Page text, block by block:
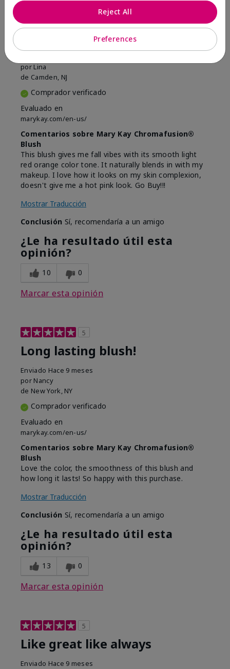
porLina
de Camden, NJ
Comprador verificado
Evaluado en
marykay.com/en-us/
Comentarios sobre Mary Kay Chromafusion®
Blush
This blush gives me fall vibes with its smooth light
red orange color tone. It naturally blends in with my
makeup. I love how it looks on my skin complexion,
doesn't give me a hot pink look. Go Buy!!!
Mostrar Traducción
Conclusión Sí, recomendaría a un amigo
¿Le ha resultado útil esta
opinión?
10 0
Marcar esta opinión
5
Long lasting blush!
Enviado Hace 9 meses
por Nancy
de New York, NY
Comprador verificado
Evaluado en
marykay.com/en-us/
Comentarios sobre Mary Kay Chromafusion®
Blush
Love the color, the smoothness of this blush and
how long it lasts! So happy with this purchase.
Mostrar Traducción
Conclusión Sí, recomendaría a un amigo
¿Le ha resultado útil esta
opinión?
13 0
Marcar esta opinión
5
Like great like always
Enviado Hace 9 meses
Preferences
Reject All